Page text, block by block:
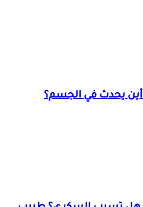
أين يحدث في الجسم؟